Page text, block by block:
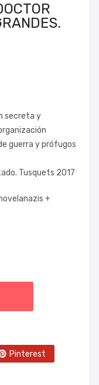
secreta y
guerra y prófugos
Tusquets 2017
+
Pinterest